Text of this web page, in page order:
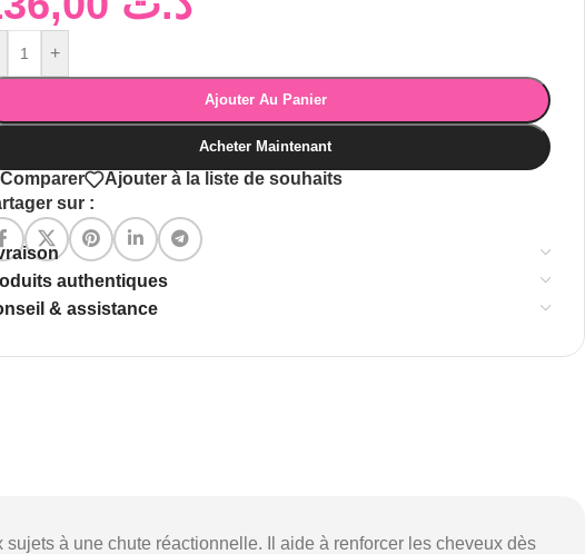
+
Ajouter Au Panier
Acheter Maintenant
Comparer
Ajouter à la liste de souhaits
sur :
authentiques
& assistance
à une chute réactionnelle. Il aide à renforcer les cheveux dès